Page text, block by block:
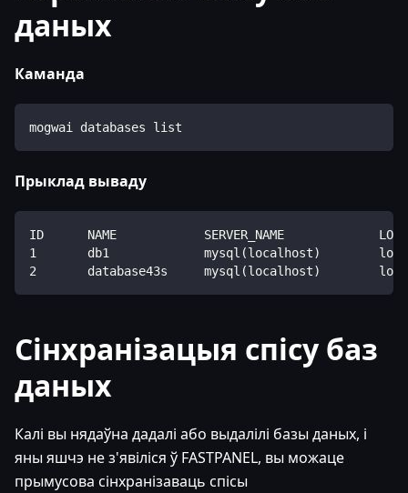
даных
Каманда
mogwai databases list
Прыклад вываду
ID      NAME            SERVER_NAME
1       db1             mysql(localhost)
2       database43s     mysql(localhost)
Сінхранізацыя спісу баз
даных
Калі вы нядаўна дадалі або выдалілі базы даных, і
яны яшчэ не з'явіліся ў FASTPANEL, вы можаце
прымусова сінхранізаваць спісы